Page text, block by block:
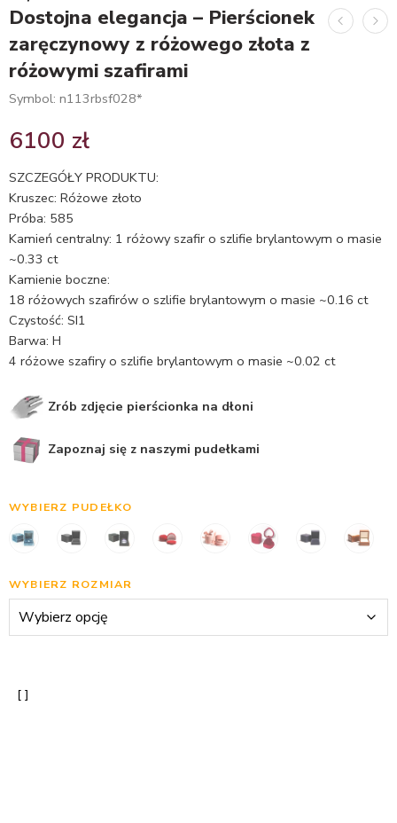
Dostojna elegancja – Pierścionek
zaręczynowy z różowego złota z
różowymi szafirami
Symbol: n113rbsf028*
6100 zł
SZCZEGÓŁY PRODUKTU:
Kruszec: Różowe złoto
Próba: 585
Kamień centralny: 1 różowy szafir o szlifie brylantowym o masie
~0.33 ct
Kamienie boczne:
18 różowych szafirów o szlifie brylantowym o masie ~0.16 ct
Czystość: SI1
Barwa: H
4 różowe szafiry o szlifie brylantowym o masie ~0.02 ct
Zrób zdjęcie pierścionka na dłoni
Zapoznaj się z naszymi pudełkami
WYBIERZ PUDEŁKO
WYBIERZ ROZMIAR